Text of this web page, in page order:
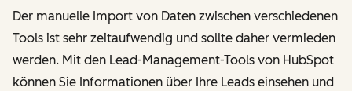
Der manuelle Import von Daten zwischen verschiedenen
Tools ist sehr zeitaufwendig und sollte daher vermieden
werden. Mit den Lead-Management-Tools von HubSpot
können Sie Informationen über Ihre Leads einsehen und